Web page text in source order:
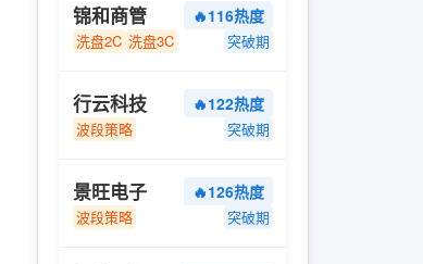
锦和商管 🔥116热度
洗盘2C 洗盘3C 突破期
行云科技 🔥122热度
波段策略 突破期
景旺电子 🔥126热度
波段策略 突破期